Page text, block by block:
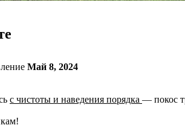
Май 8, 2024
с чистоты и наведения порядка — покос